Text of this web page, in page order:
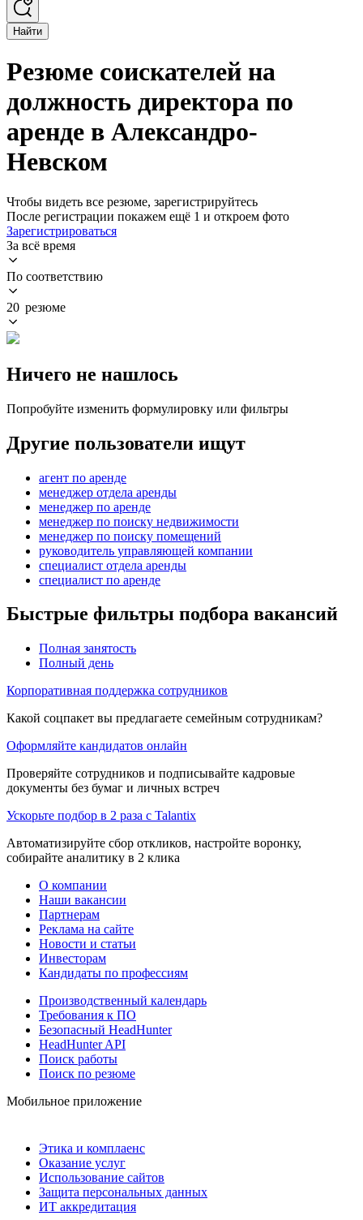
Найти
Резюме соискателей на
должность директора по
аренде в Александро-
Невском
Чтобы видеть все резюме, зарегистрируйтесь
После регистрации покажем ещё 1 и откроем фото
Зарегистрироваться
За всё время
По соответствию
20 резюме
Ничего не нашлось
Попробуйте изменить формулировку или фильтры
Другие пользователи ищут
агент по аренде
менеджер отдела аренды
менеджер по аренде
менеджер по поиску недвижимости
менеджер по поиску помещений
руководитель управляющей компании
специалист отдела аренды
специалист по аренде
Быстрые фильтры подбора вакансий
Полная занятость
Полный день
Корпоративная поддержка сотрудников
Какой соцпакет вы предлагаете семейным сотрудникам?
Оформляйте кандидатов онлайн
Проверяйте сотрудников и подписывайте кадровые
документы без бумаг и личных встреч
Ускорьте подбор в 2 раза с Talantix
Автоматизируйте сбор откликов, настройте воронку,
собирайте аналитику в 2 клика
О компании
Наши вакансии
Партнерам
Реклама на сайте
Новости и статьи
Инвесторам
Кандидаты по профессиям
Производственный календарь
Требования к ПО
Безопасный HeadHunter
HeadHunter API
Поиск работы
Поиск по резюме
Мобильное приложение
Этика и комплаенс
Оказание услуг
Использование сайтов
Защита персональных данных
ИТ аккредитация